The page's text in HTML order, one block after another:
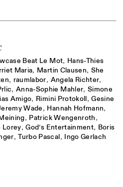
Beat Le Mot, Hans-Thies
Maria, Martin Clausen, She
, raumlabor, Angela Richter,
, Anna-Sophie Mahler,Simone
Amigo, Rimini Protokoll,Gesine
Wade, Hannah Hofmann,
, Patrick Wengenroth,
Lorey,God’s Entertainment, Boris
,Turbo Pascal, Ingo Gerlach